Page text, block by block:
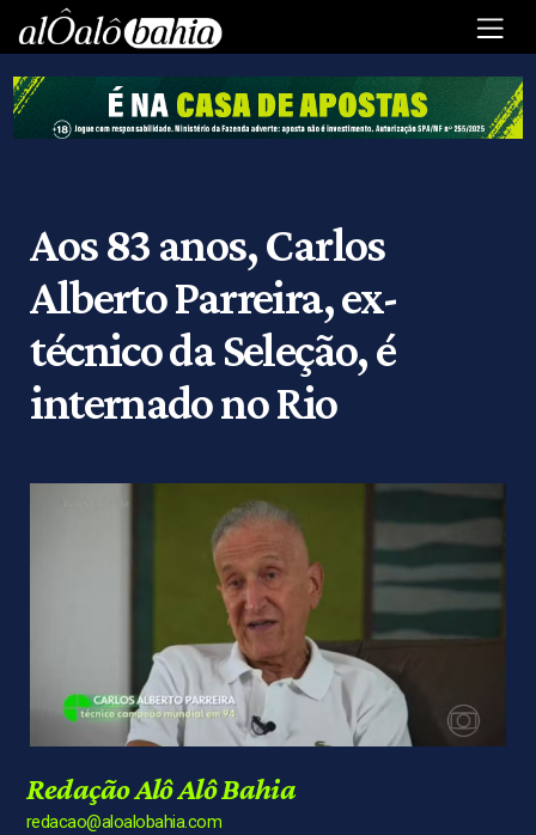
Aos 83 anos, Carlos
Alberto Parreira, ex-
técnico da Seleção, é
internado no Rio
Redação Alô Alô Bahia
redacao@aloalobahia.com